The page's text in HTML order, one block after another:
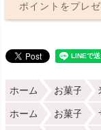
ポイントをプレ
ホーム お菓子
ホーム お菓子